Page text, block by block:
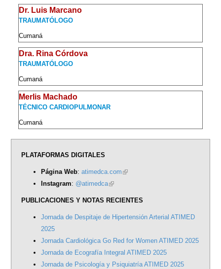
Dr. Luis Marcano
TRAUMATÓLOGO
Cumaná
Dra. Rina Córdova
TRAUMATÓLOGO
Cumaná
Merlis Machado
TÉCNICO CARDIOPULMONAR
Cumaná
PLATAFORMAS DIGITALES
Página Web:atimedca.com (link
Instagram: @atimedca(link
PUBLICACIONES Y NOTAS RECIENTES
Jornada de Despitaje de Hipertensión Arterial ATIMED
2025
Jornada Cardiológica Go Red for Women ATIMED 2025
Jornada de Ecografía Integral ATIMED 2025
Jornada de Psicología y Psiquiatría ATIMED 2025